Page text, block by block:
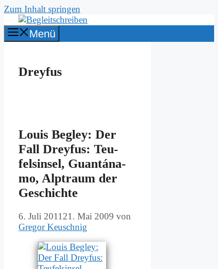
Zum Inhalt springen
Menü
Dreyfus
Lou­is Be­gley: Der
Fall Drey­fus: Teu­
fels­in­sel, Gu­an­tá­na­
mo, Alp­traum der
Ge­schich­te
6. Juli 2011 21. Mai 2009 von
Gregor Keuschnig